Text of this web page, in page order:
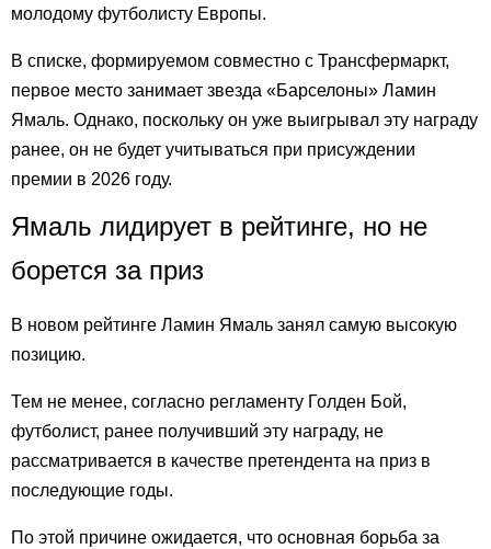
молодому футболисту Европы.
В списке, формируемом совместно с Трансфермаркт,
первое место занимает звезда «Барселоны» Ламин
Ямаль. Однако, поскольку он уже выигрывал эту награду
ранее, он не будет учитываться при присуждении
премии в 2026 году.
Ямаль лидирует в рейтинге, но не
борется за приз
В новом рейтинге Ламин Ямаль занял самую высокую
позицию.
Тем не менее, согласно регламенту Голден Бой,
футболист, ранее получивший эту награду, не
рассматривается в качестве претендента на приз в
последующие годы.
По этой причине ожидается, что основная борьба за